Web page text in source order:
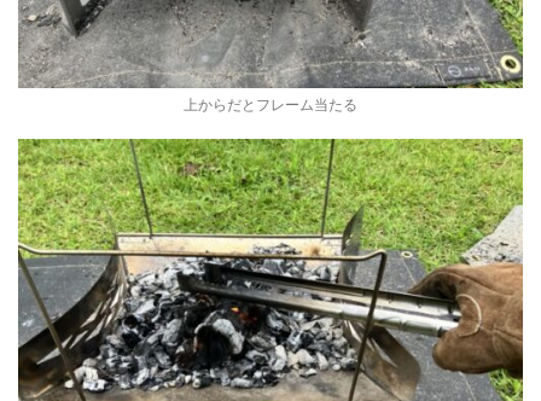
上からだとフレーム当たる